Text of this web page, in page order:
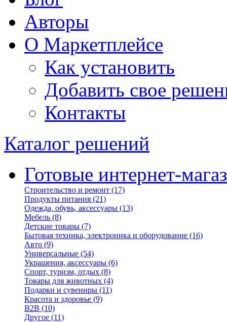
Авторы
О Маркетплейсе
Как установить
Добавить свое
Контакты
Каталог решений
Готовые интернет-
Строительство и ремонт (17)
Продукты питания (21)
Одежда, обувь, аксессуары (13)
Мебель (8)
Детские товары (7)
Бытовая техника, электроника и оборудование (16)
Авто (9)
Универсальные (54)
Украшения, аксессуары (6)
Спорт, туризм, отдых (8)
Товары для животных (4)
Подарки и сувениры (11)
Красота и здоровье (9)
B2B (10)
Другое (11)